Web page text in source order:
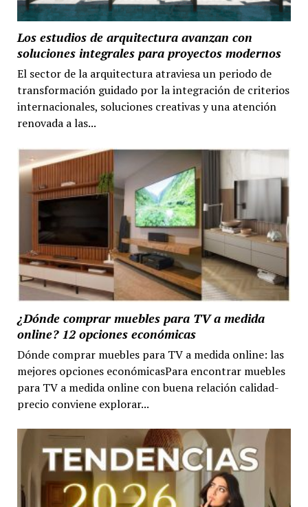
Los estudios de arquitectura avanzan con
soluciones integrales para proyectos modernos
El sector de la arquitectura atraviesa un periodo de
transformación guidado por la integración de criterios
internacionales, soluciones creativas y una atención
renovada a las...
¿Dónde comprar muebles para TV a medida
online? 12 opciones económicas
Dónde comprar muebles para TV a medida online: las
mejores opciones económicasPara encontrar muebles
para TV a medida online con buena relación calidad-
precio conviene explorar...